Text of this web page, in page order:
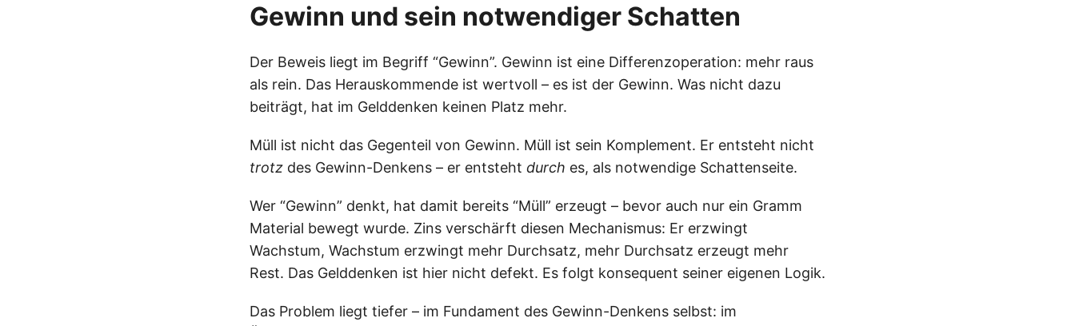
Gewinn und sein notwendiger Schatten
Der Beweis liegt im Begriff “Gewinn”. Gewinn ist eine Differenzoperation: mehr raus
als rein. Das Herauskommende ist wertvoll – es ist der Gewinn. Was nicht dazu
beiträgt, hat im Gelddenken keinen Platz mehr.
Müll ist nicht das Gegenteil von Gewinn. Müll ist sein Komplement. Er entsteht nicht
trotz des Gewinn-Denkens – er entsteht durch es, als notwendige Schattenseite.
Wer “Gewinn” denkt, hat damit bereits “Müll” erzeugt – bevor auch nur ein Gramm
Material bewegt wurde. Zins verschärft diesen Mechanismus: Er erzwingt
Wachstum, Wachstum erzwingt mehr Durchsatz, mehr Durchsatz erzeugt mehr
Rest. Das Gelddenken ist hier nicht defekt. Es folgt konsequent seiner eigenen Logik.
Das Problem liegt tiefer – im Fundament des Gewinn-Denkens selbst: im